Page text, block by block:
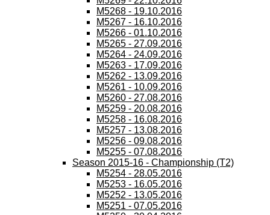
M5268 - 19.10.2016
M5267 - 16.10.2016
M5266 - 01.10.2016
M5265 - 27.09.2016
M5264 - 24.09.2016
M5263 - 17.09.2016
M5262 - 13.09.2016
M5261 - 10.09.2016
M5260 - 27.08.2016
M5259 - 20.08.2016
M5258 - 16.08.2016
M5257 - 13.08.2016
M5256 - 09.08.2016
M5255 - 07.08.2016
Season 2015-16 - Championship (T2)
M5254 - 28.05.2016
M5253 - 16.05.2016
M5252 - 13.05.2016
M5251 - 07.05.2016